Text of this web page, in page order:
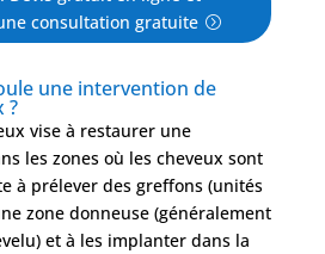
consultation gratuite
une intervention de
?
vise à restaurer une
les zones où les cheveux sont
à prélever des greffons (unités
zone donneuse (généralement
et à les implanter dans la